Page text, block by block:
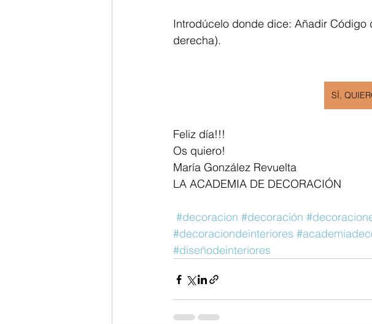
Introdúcelo donde dice: Añadir
derecha).
SÍ,
Feliz día!!!
Os quiero!
María González Revuelta
LA ACADEMIA DE DECORACIÓN
#decoracion #decoración
#decoraciondeinteriores
#diseñodeinteriores